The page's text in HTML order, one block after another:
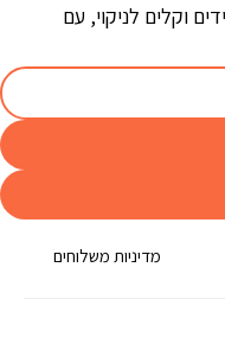
וקלים לניקוי, עם
מדיניות משלוחים